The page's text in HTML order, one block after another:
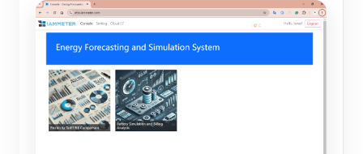
Monitor Energi Sistem PV Surya
Monitor Penggunaan Listrik
Sistem Kontrol Pemanas PV
Otomasi Rumah
Toko
Sumber daya
Mulai Cepat Produk
Dokumen
Masyarakat
Pengembang